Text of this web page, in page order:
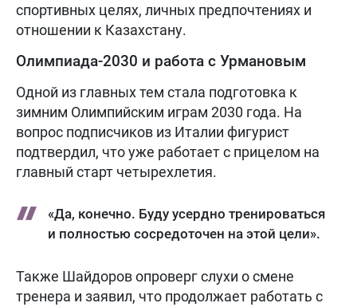
спортивных целях, личных предпочтениях и
отношении к Казахстану.
Олимпиада-2030 и работа с Урмановым
Одной из главных тем стала подготовка к
зимним Олимпийским играм 2030 года. На
вопрос подписчиков из Италии фигурист
подтвердил, что уже работает с прицелом на
главный старт четырехлетия.
«Да, конечно. Буду усердно тренироваться
и полностью сосредоточен на этой цели».
Также Шайдоров опроверг слухи о смене
тренера и заявил, что продолжает работать с